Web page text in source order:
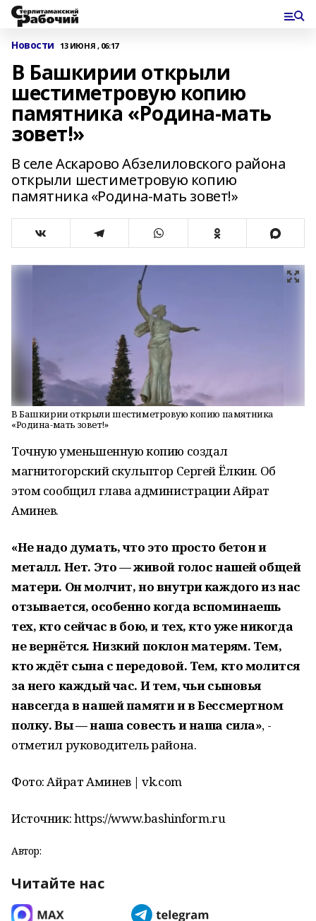
Новости 13 ИЮНЯ , 06:17
В Башкирии открыли
шестиметровую копию
памятника «Родина-мать
зовет!»
В селе Аскарово Абзелиловского района
открыли шестиметровую копию
памятника «Родина-мать зовет!»
В Башкирии открыли шестиметровую копию памятника
«Родина-мать зовет!»
Точную уменьшенную копию создал
магнитогорский скульптор Сергей Ёлкин. Об
этом сообщил глава администрации Айрат
Аминев.
«Не надо думать, что это просто бетон и
металл. Нет. Это — живой голос нашей общей
матери. Он молчит, но внутри каждого из нас
отзывается, особенно когда вспоминаешь
тех, кто сейчас в бою, и тех, кто уже никогда
не вернётся. Низкий поклон матерям. Тем,
кто ждёт сына с передовой. Тем, кто молится
за него каждый час. И тем, чьи сыновья
навсегда в нашей памяти и в Бессмертном
полку. Вы — наша совесть и наша сила», -
отметил руководитель района.
Фото: Айрат Аминев | vk.com
Источник: https://www.bashinform.ru
Автор:
Читайте нас